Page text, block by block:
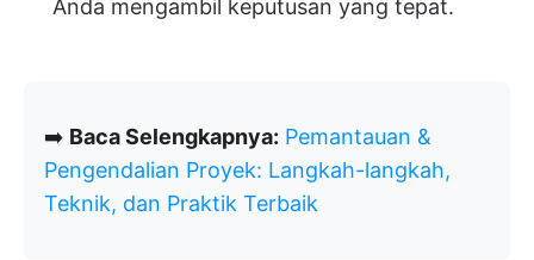
Anda mengambil keputusan yang tepat.
➡️ Baca Selengkapnya: Pemantauan &
Pengendalian Proyek: Langkah-langkah,
Teknik, dan Praktik Terbaik